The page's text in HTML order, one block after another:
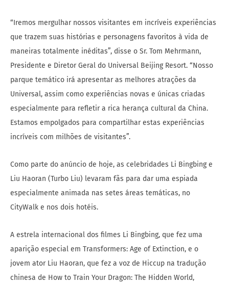
“Iremos mergulhar nossos visitantes em incríveis experiências
que trazem suas histórias e personagens favoritos à vida de
maneiras totalmente inéditas”, disse o Sr. Tom Mehrmann,
Presidente e Diretor Geral do Universal Beijing Resort. “Nosso
parque temático irá apresentar as melhores atrações da
Universal, assim como experiências novas e únicas criadas
especialmente para refletir a rica herança cultural da China.
Estamos empolgados para compartilhar estas experiências
incríveis com milhões de visitantes”.
Como parte do anúncio de hoje, as celebridades Li Bingbing e
Liu Haoran (Turbo Liu) levaram fãs para dar uma espiada
especialmente animada nas setes áreas temáticas, no
CityWalk e nos dois hotéis.
A estrela internacional dos filmes Li Bingbing, que fez uma
aparição especial em Transformers: Age of Extinction, e o
jovem ator Liu Haoran, que fez a voz de Hiccup na tradução
chinesa de How to Train Your Dragon: The Hidden World,